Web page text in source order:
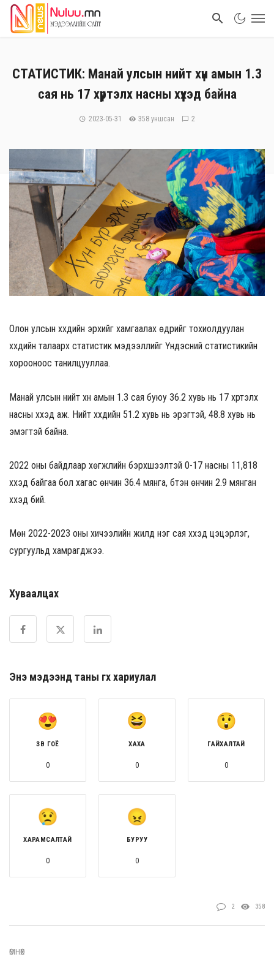
СТАТИСТИК: Манай улсын нийт хүн амын 1.3
сая нь 17 хүртэлх насны хүүхэд байна
2023-05-31 358 уншсан 2
Олон улсын хүүхдийн эрхийг хамгаалах өдрийг тохиолдуулан
хүүхдийн талаарх статистик мэдээллийг Үндэсний статистикийн
хорооноос танилцууллаа.
Манай улсын нийт хүн амын 1.3 сая буюу 36.2 хувь нь 17 хүртэлх
насны хүүхэд аж. Нийт хүүхдийн 51.2 хувь нь эрэгтэй, 48.8 хувь нь
эмэгтэй байна.
2022 оны байдлаар хөгжлийн бэрхшээлтэй 0-17 насны 11,818
хүүхэд байгаа бол хагас өнчин 36.4 мянга, бүтэн өнчин 2.9 мянган
хүүхэд бий.
Мөн 2022-2023 оны хичээлийн жилд нэг сая хүүхэд цэцэрлэг,
сургуульд хамрагджээ.
Хуваалцах
Энэ мэдээнд таны өгөх хариулал
ЗӨВ ГОЁ
0
ХАХА
0
ГАЙХАЛТАЙ
0
ХАРАМСАЛТАЙ
0
БУРУУ
0
2 358
ӨМНӨХ